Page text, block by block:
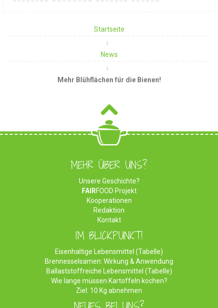
Startseite
News
Mehr Blühflächen für die Bienen!
MEHR ÜBER UNS?
Unsere Geschichte?
FAIRFOOD Projekt
Kooperationen
Redaktion
Kontakt
IM BLICKPUNKT!
Eisenhaltige Lebensmittel (Tabelle)
Brennesselsamen: Wirkung & Anwendung
Ballaststoffreiche Lebensmittel (Tabelle)
Wie lange müssen Kartoffeln kochen?
Ziel: 10 Kg abnehmen